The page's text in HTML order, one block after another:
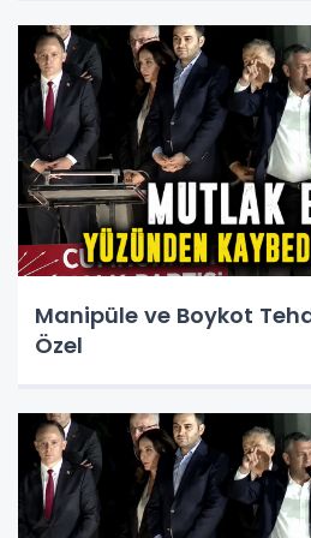
Manipüle ve Boykot
Özel